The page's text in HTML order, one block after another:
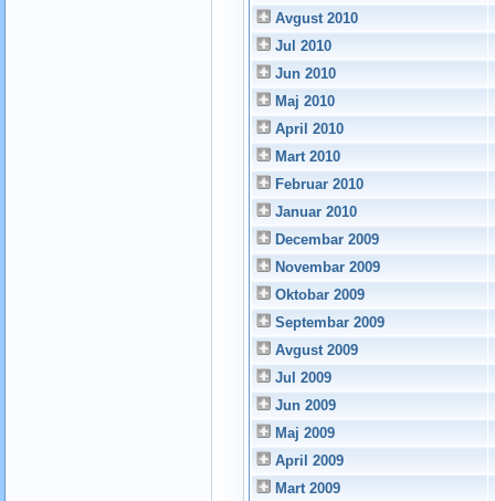
Avgust 2010
Jul 2010
Jun 2010
Maj 2010
April 2010
Mart 2010
Februar 2010
Januar 2010
Decembar 2009
Novembar 2009
Oktobar 2009
Septembar 2009
Avgust 2009
Jul 2009
Jun 2009
Maj 2009
April 2009
Mart 2009